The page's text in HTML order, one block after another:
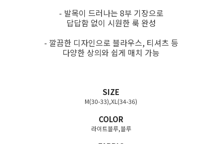
- 발목이 드러나는 8부 기장으로
답답함 없이 시원한 룩 완성
- 깔끔한 디자인으로 블라우스, 티셔츠 등
다양한 상의와 쉽게 매치 가능
SIZE
M(30-33),XL(34-36)
COLOR
라이트블루,블루